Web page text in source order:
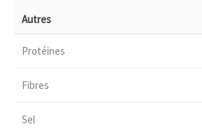
Autres
Protéines
Fibres
Sel